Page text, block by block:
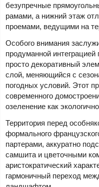
безупречные
рамами, а нижний этаж
проемами, ведущими на
Особого внимания
продуманной
просто декоративный
слой, меняющийся с
погодных условий. Этот
современного
озеленение как
Территория перед
формального
партерами, аккуратно
самшита и цветочными
аристократический
гармоничный переход